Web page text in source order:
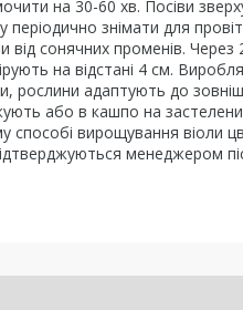
на 30-60 хв. Посіви
періодично знімати для
від сонячних променів.
на відстані 4 см.
рослини адаптують до
або в кашпо на
способі вирощування віоли
менеджером